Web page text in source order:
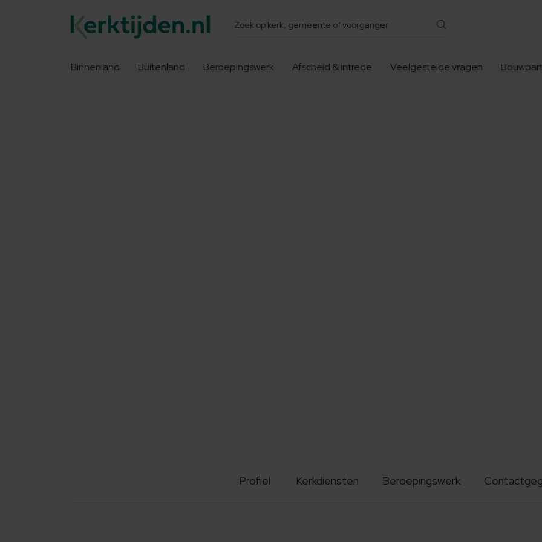
Zoeken
Binnenland Buitenland Beroepingswerk Afscheid & intrede Veelgestelde vragen
Profiel Kerkdiensten Beroepingswerk